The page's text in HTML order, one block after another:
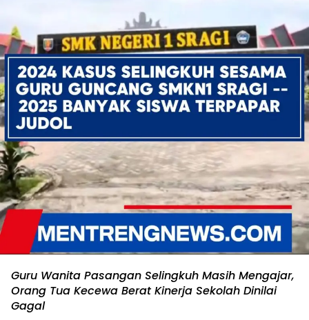
Guru Wanita Pasangan Selingkuh Masih Mengajar,
Orang Tua Kecewa Berat Kinerja Sekolah Dinilai
Gagal